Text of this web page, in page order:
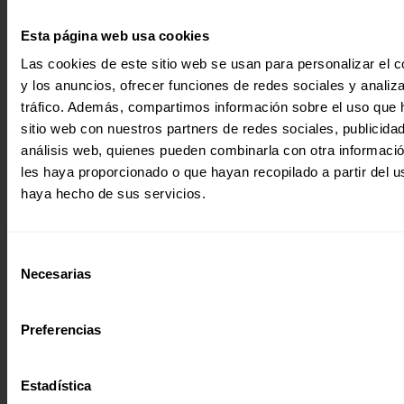
Esta página web usa cookies
Las cookies de este sitio web se usan para personalizar el
y los anuncios, ofrecer funciones de redes sociales y
tráfico. Además, compartimos información sobre el uso que
sitio web con nuestros partners de redes sociales,
análisis web, quienes pueden combinarla con otra
les haya proporcionado o que hayan recopilado a partir del
haya hecho de sus servicios.
Necesarias
Preferencias
Estadística
Entrevista, Noticia
| Justicia Socioambiental
ENTREVISTA | MARÍA DEL MAR BOSH
Equipo Itinerante